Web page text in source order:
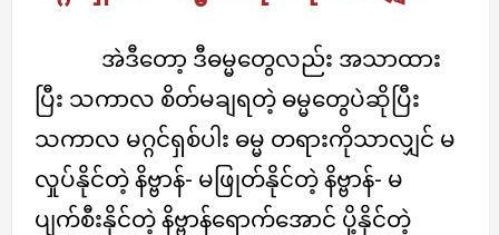
အဲဒီတော့ ဒီဓမ္မတွေလည်း အသာထား
ပြီး သကာလ စိတ်မချရတဲ့ ဓမ္မတွေပဲဆိုပြီး
သကာလ မဂ္ဂင်ရှစ်ပါး ဓမ္မ တရားကိုသာလျှင် မ
လှုပ်နိုင်တဲ့ နိဗ္ဗာန်- မဖြုတ်နိုင်တဲ့ နိဗ္ဗာန်- မ
ပျက်စီးနိုင်တဲ့ နိဗ္ဗာန်ရောက်အောင် ပို့နိုင်တဲ့